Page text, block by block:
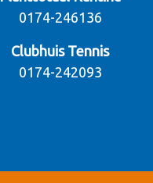
0174-246136
Clubhuis Tennis
0174-242093